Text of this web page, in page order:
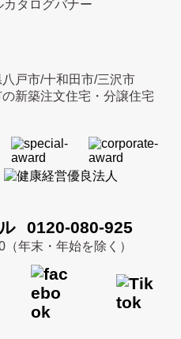
戸市/十和田市/三沢市
新築注文住宅・分譲住宅
0120-080-925
年末・年始を除く）